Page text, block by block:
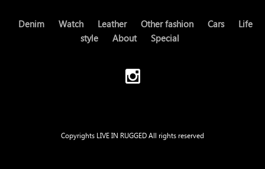
Denim Watch Leather Other fashion Cars
Life
style
About Special
Copyrights LIVE IN RUGGED All rights reserved